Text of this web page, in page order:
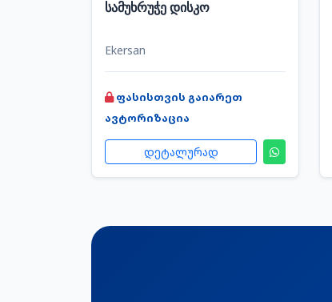
სამუხრუჭე დისკო
Ekersan
ფასისთვის გაიარეთ
ავტორიზაცია
დეტალურად